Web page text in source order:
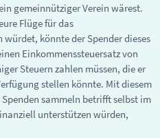
gemeinnütziger Verein wärest.
Flüge für das
könnte der Spender dieses
Einkommenssteuersatz von
Steuern zahlen müssen, die er
stellen könnte. Mit diesem
sammeln betrifft selbst im
unterstützen würden,